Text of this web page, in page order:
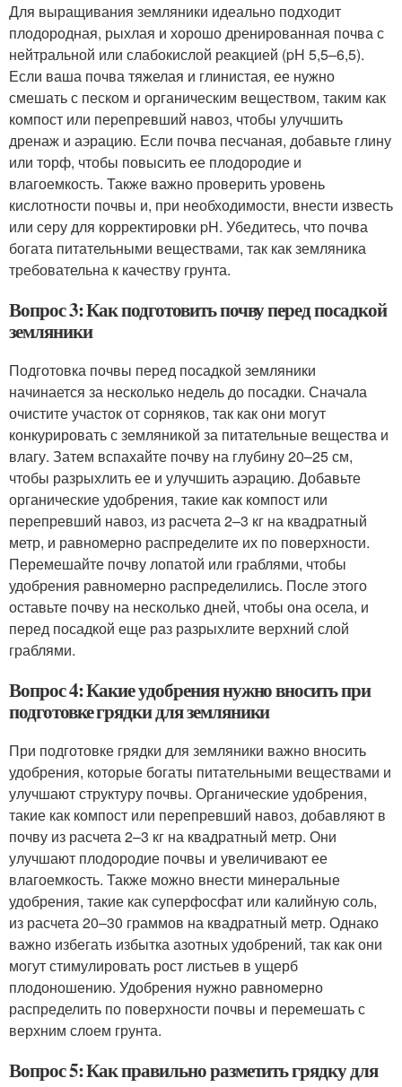
Для выращивания земляники идеально подходит
плодородная, рыхлая и хорошо дренированная почва с
нейтральной или слабокислой реакцией (pH 5,5–6,5).
Если ваша почва тяжелая и глинистая, ее нужно
смешать с песком и органическим веществом, таким как
компост или перепревший навоз, чтобы улучшить
дренаж и аэрацию. Если почва песчаная, добавьте глину
или торф, чтобы повысить ее плодородие и
влагоемкость. Также важно проверить уровень
кислотности почвы и, при необходимости, внести известь
или серу для корректировки pH. Убедитесь, что почва
богата питательными веществами, так как земляника
требовательна к качеству грунта.
Вопрос 3: Как подготовить почву перед посадкой
земляники
Подготовка почвы перед посадкой земляники
начинается за несколько недель до посадки. Сначала
очистите участок от сорняков, так как они могут
конкурировать с земляникой за питательные вещества и
влагу. Затем вспахайте почву на глубину 20–25 см,
чтобы разрыхлить ее и улучшить аэрацию. Добавьте
органические удобрения, такие как компост или
перепревший навоз, из расчета 2–3 кг на квадратный
метр, и равномерно распределите их по поверхности.
Перемешайте почву лопатой или граблями, чтобы
удобрения равномерно распределились. После этого
оставьте почву на несколько дней, чтобы она осела, и
перед посадкой еще раз разрыхлите верхний слой
граблями.
Вопрос 4: Какие удобрения нужно вносить при
подготовке грядки для земляники
При подготовке грядки для земляники важно вносить
удобрения, которые богаты питательными веществами и
улучшают структуру почвы. Органические удобрения,
такие как компост или перепревший навоз, добавляют в
почву из расчета 2–3 кг на квадратный метр. Они
улучшают плодородие почвы и увеличивают ее
влагоемкость. Также можно внести минеральные
удобрения, такие как суперфосфат или калийную соль,
из расчета 20–30 граммов на квадратный метр. Однако
важно избегать избытка азотных удобрений, так как они
могут стимулировать рост листьев в ущерб
плодоношению. Удобрения нужно равномерно
распределить по поверхности почвы и перемешать с
верхним слоем грунта.
Вопрос 5: Как правильно разметить грядку для